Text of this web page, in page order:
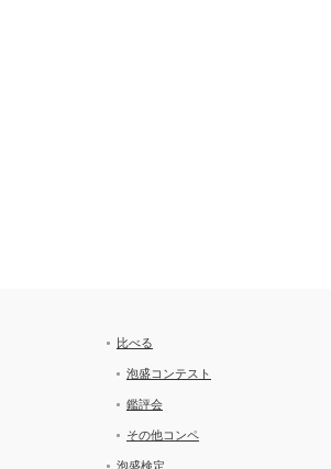
比べる
泡盛コンテスト
鑑評会
その他コンペ
泡盛検定